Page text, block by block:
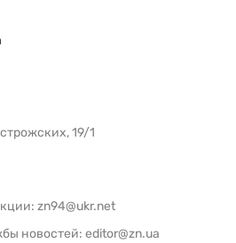
19/1
zn94@ukr.net
новостей: editor@zn.ua